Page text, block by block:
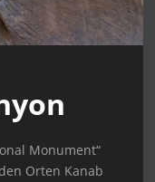
Monument“
Orten Kanab